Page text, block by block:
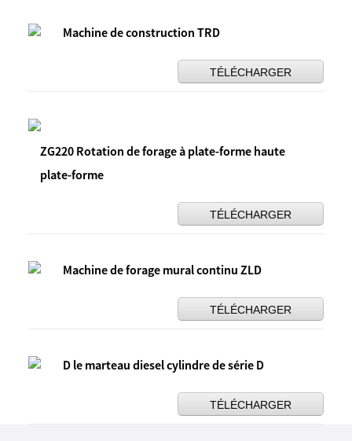
Machine de construction TRD
TÉLÉCHARGER
ZG220 Rotation de forage à plate-forme haute
plate-forme
TÉLÉCHARGER
Machine de forage mural continu ZLD
TÉLÉCHARGER
D le marteau diesel cylindre de série D
TÉLÉCHARGER